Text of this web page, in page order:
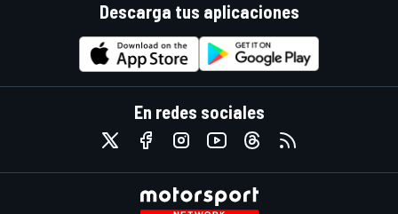
Descarga tus aplicaciones
En redes sociales